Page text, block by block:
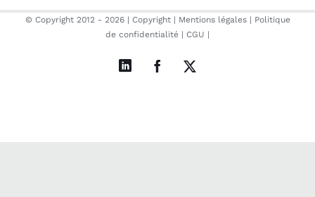
© Copyright 2012 - 2026 | Copyright| Mentions légales| Politique
de confidentialité | CGU |